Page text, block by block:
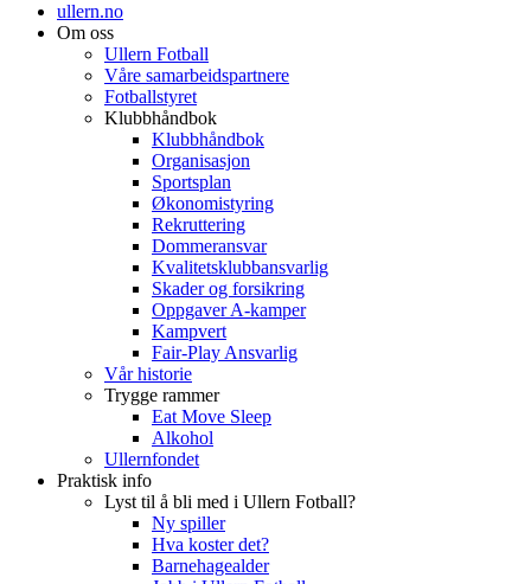
ullern.no
Om oss
Ullern Fotball
Våre samarbeidspartnere
Fotballstyret
Klubbhåndbok
Klubbhåndbok
Organisasjon
Sportsplan
Økonomistyring
Rekruttering
Dommeransvar
Kvalitetsklubbansvarlig
Skader og forsikring
Oppgaver A-kamper
Kampvert
Fair-Play Ansvarlig
Vår historie
Trygge rammer
Eat Move Sleep
Alkohol
Ullernfondet
Praktisk info
Lyst til å bli med i Ullern Fotball?
Ny spiller
Hva koster det?
Barnehagealder